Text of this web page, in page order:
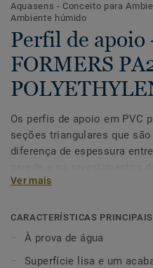
Aquasens - Conceito para
Ambiente húmido
Perfil de apoio
FORMERS
Os perfis de apoio em PVC
seções triangulares que
diferença de espessura
água perfeitos para estar
compatíveis com
revestimentos de parede.
Ver mais
CARACTERÍSTICAS PRINCIPAIS
À prova de água
Superfície lisa e um